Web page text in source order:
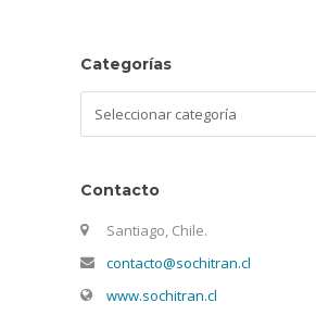
Categorías
Contacto
Santiago, Chile.
contacto@sochitran.cl
www.sochitran.cl